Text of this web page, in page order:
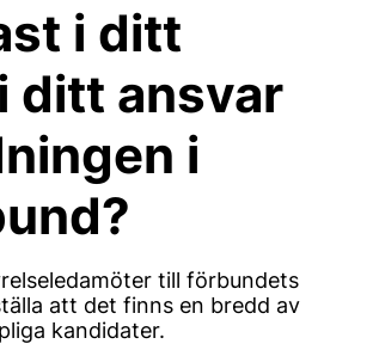
i ditt
ditt ansvar
i
till förbundets
att det finns en bredd av
kandidater.